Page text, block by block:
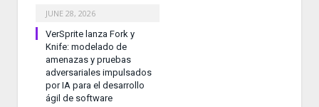
JUNE 28, 2026
VerSprite lanza Fork y
Knife: modelado de
amenazas y pruebas
adversariales impulsados
por IA para el desarrollo
ágil de software